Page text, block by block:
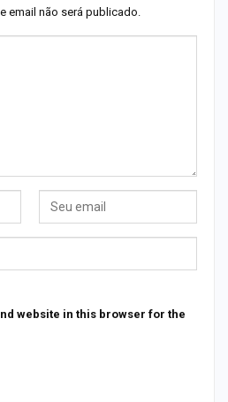
email não será publicado.
website in this browser for the